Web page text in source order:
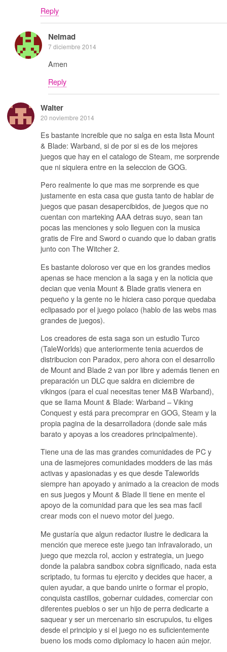
Reply
Neimad
7 diciembre 2014
Amen
Reply
Walter
20 noviembre 2014
Es bastante increible que no salga en esta lista Mount
& Blade: Warband, si de por si es de los mejores
juegos que hay en el catalogo de Steam, me sorprende
que ni siquiera entre en la seleccion de GOG.
Pero realmente lo que mas me sorprende es que
justamente en esta casa que gusta tanto de hablar de
juegos que pasan desapercibidos, de juegos que no
cuentan con marteking AAA detras suyo, sean tan
pocas las menciones y solo lleguen con la musica
gratis de Fire and Sword o cuando que lo daban gratis
junto con The Witcher 2.
Es bastante doloroso ver que en los grandes medios
apenas se hace mencion a la saga y en la noticia que
decian que venia Mount & Blade gratis vienera en
pequeño y la gente no le hiciera caso porque quedaba
eclipasado por el juego polaco (hablo de las webs mas
grandes de juegos).
Los creadores de esta saga son un estudio Turco
(TaleWorlds) que anteriormente tenia acuerdos de
distribucion con Paradox, pero ahora con el desarrollo
de Mount and Blade 2 van por libre y además tienen en
preparación un DLC que saldra en diciembre de
vikingos (para el cual necesitas tener M&B Warband),
que se llama Mount & Blade: Warband – Viking
Conquest y está para precomprar en GOG, Steam y la
propia pagina de la desarrolladora (donde sale más
barato y apoyas a los creadores principalmente).
Tiene una de las mas grandes comunidades de PC y
una de lasmejores comunidades modders de las más
activas y apasionadas y es que desde Taleworlds
siempre han apoyado y animado a la creacion de mods
en sus juegos y Mount & Blade II tiene en mente el
apoyo de la comunidad para que les sea mas facil
crear mods con el nuevo motor del juego.
Me gustaría que algun redactor ilustre le dedicara la
mención que merece este juego tan infravalorado, un
juego que mezcla rol, accion y estrategia, un juego
donde la palabra sandbox cobra significado, nada esta
scriptado, tu formas tu ejercito y decides que hacer, a
quien ayudar, a que bando unirte o formar el propio,
conquista castillos, gobernar cuidades, comerciar con
diferentes pueblos o ser un hijo de perra dedicarte a
saquear y ser un mercenario sin escrupulos, tu eliges
desde el principio y si el juego no es suficientemente
bueno los mods como diplomacy lo hacen aún mejor.